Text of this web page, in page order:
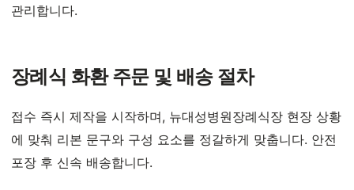
관리합니다.
장례식 화환 주문 및 배송 절차
접수 즉시 제작을 시작하며, 뉴대성병원장례식장 현장 상황
에 맞춰 리본 문구와 구성 요소를 정갈하게 맞춥니다. 안전
포장 후 신속 배송합니다.